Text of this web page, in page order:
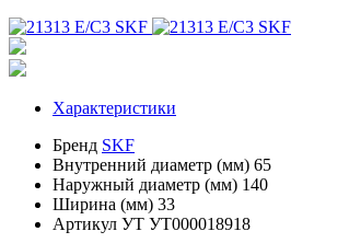
Характеристики
Бренд SKF
Внутренний диаметр (мм) 65
Наружный диаметр (мм) 140
Ширина (мм) 33
Артикул УТ УТ000018918